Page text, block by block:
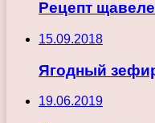
Рецепт
15.09.2018
Ягодный
19.06.2019